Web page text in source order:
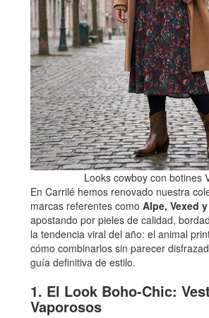
Looks cowboy con botines
En Carrilé hemos renovado nuestra
marcas referentes comoAlpe, Vexed
apostando por pieles de calidad,
la tendencia viral del año: el animal
cómo combinarlos sin parecer
guía definitiva de estilo.
1. El Look Boho-Chic:
Vaporosos